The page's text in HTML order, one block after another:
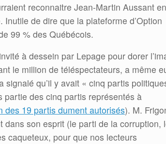
reconnaitre Jean-Martin Aussant
de dire que la plateforme d’Option
99 % des Québécois.
à dessein par Lepage pour dorer
le million de téléspectateurs, a même
qu’il y avait « cinq partis
partie des cinq partis représentés à
des 19 partis dument autorisés). M.
dans son esprit (le parti de la corruption,
caqueteux, pour que nos lecteurs